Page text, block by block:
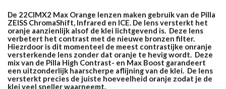
De 22CIMX2 Max Orange lenzen maken gebruik van de Pilla
ZEISS ChromaShift, Infrared en ICE. De lens versterkt het
oranje aanzienlijk alsof de klei lichtgevend is. Deze lens
verbetert het contrast met de nieuwe bronzen filter.
Hiezrdoor is dit momenteel de meest contrastijke onranje
versterkende lens zonder dat oranje te hevig wordt. Deze
mix van de Pilla High Contrast- en Max Boost garandeert
een uitzonderlijk haarscherpe aflijning van de klei. De lens
versterkt precies de juiste hoeveelheid oranje zodat je de
klei veel sneller waarneemt.